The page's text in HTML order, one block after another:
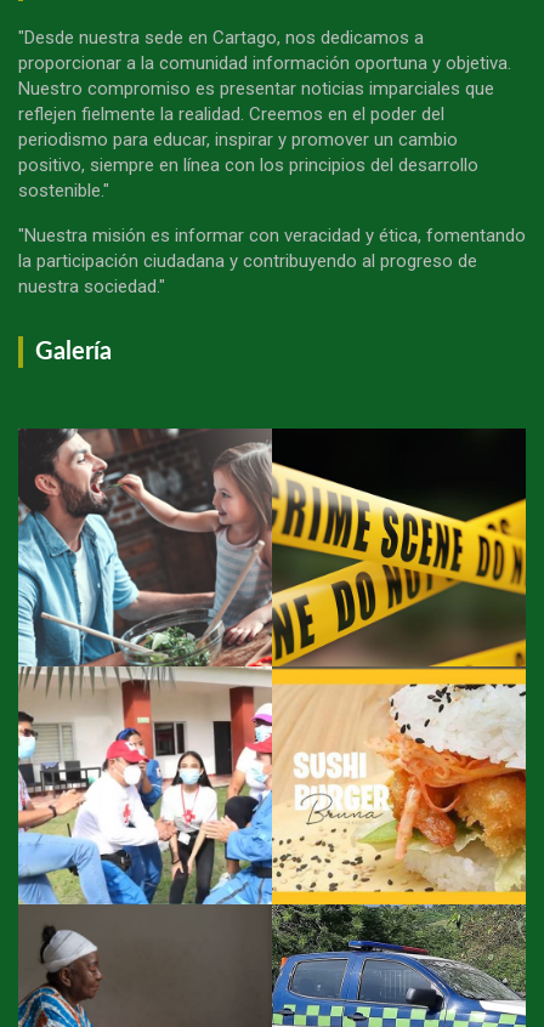
"Desde nuestra sede en Cartago, nos dedicamos a
proporcionar a la comunidad información oportuna y objetiva.
Nuestro compromiso es presentar noticias imparciales que
reflejen fielmente la realidad. Creemos en el poder del
periodismo para educar, inspirar y promover un cambio
positivo, siempre en línea con los principios del desarrollo
sostenible."
"Nuestra misión es informar con veracidad y ética, fomentando
la participación ciudadana y contribuyendo al progreso de
nuestra sociedad."
Galería